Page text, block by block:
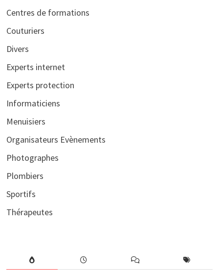
Centres de formations
Couturiers
Divers
Experts internet
Experts protection
Informaticiens
Menuisiers
Organisateurs Evènements
Photographes
Plombiers
Sportifs
Thérapeutes